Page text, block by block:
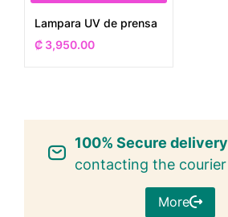
Lampara UV de prensa
₡ 3,950.00
100% Secure delivery
contacting the courier
More